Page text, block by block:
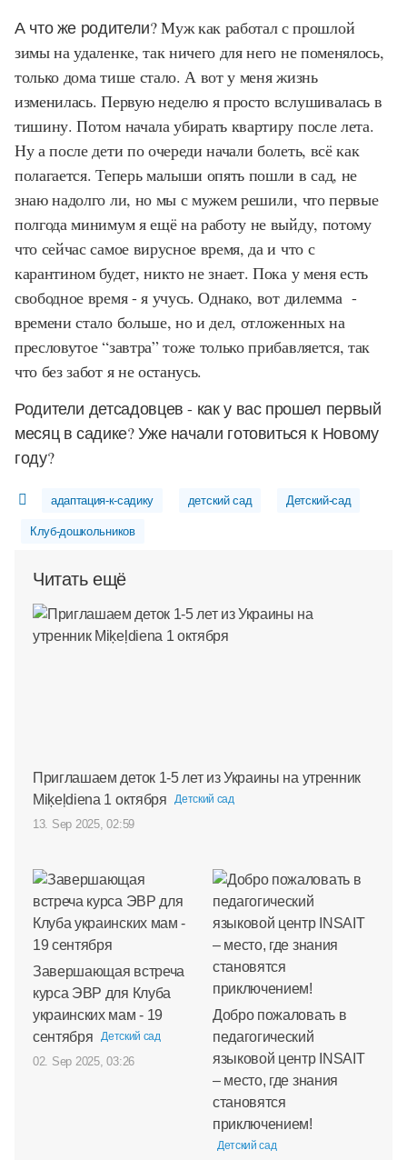
А что же родители?Муж как работал с прошлой
зимы на удаленке, так ничего для него не поменялось,
только дома тише стало. А вот у меня жизнь
изменилась. Первую неделю я просто вслушивалась в
тишину. Потом начала убирать квартиру после лета.
Ну а после дети по очереди начали болеть, всё как
полагается. Теперь малыши опять пошли в сад, не
знаю надолго ли, но мы с мужем решили, что первые
полгода минимум я ещё на работу не выйду, потому
что сейчас самое вирусное время, да и что с
карантином будет, никто не знает. Пока у меня есть
свободное время - я учусь. Однако, вот дилемма -
времени стало больше, но и дел, отложенных на
пресловутое “завтра” тоже только прибавляется, так
что без забот я не останусь.
Родители детсадовцев - как у вас прошел первый
месяц в садике? Уже начали готовиться к Новому
году?
адаптация-к-садику детский сад Детский-сад
Клуб-дошкольников
Читать ещё
Приглашаем деток 1-5 лет из Украины на утренник
Miķeļdiena 1 октября
Детский сад
13. Sep 2025, 02:59
Завершающая встреча
курса ЭВР для Клуба
украинских мам - 19
сентября
Детский сад
02. Sep 2025, 03:26
Добро пожаловать в
педагогический
языковой центр INSAIT
– место, где знания
становятся
приключением!
Детский сад